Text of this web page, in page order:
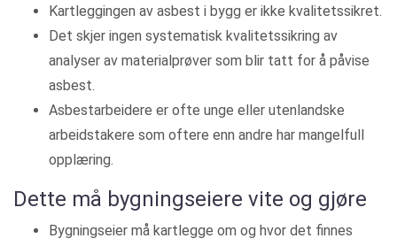
Kartleggingen av asbest i bygg er ikke kvalitetssikret.
Det skjer ingen systematisk kvalitetssikring av
analyser av materialprøver som blir tatt for å påvise
asbest.
Asbestarbeidere er ofte unge eller utenlandske
arbeidstakere som oftere enn andre har mangelfull
opplæring.
Dette må bygningseiere vite og gjøre
Bygningseier må kartlegge om og hvor det finnes